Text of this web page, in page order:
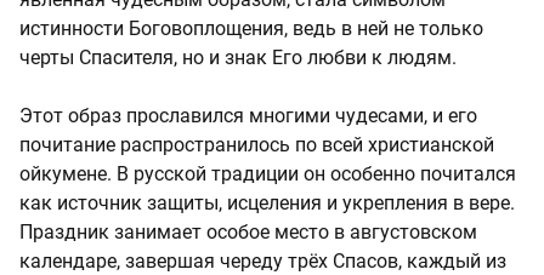
истинности Боговоплощения, ведь в ней не только
черты Спасителя, но и знак Его любви к людям.
Этот образ прославился многими чудесами, и его
почитание распространилось по всей христианской
ойкумене. В русской традиции он особенно почитался
как источник защиты, исцеления и укрепления в вере.
Праздник занимает особое место в августовском
календаре, завершая череду трёх Спасов, каждый из